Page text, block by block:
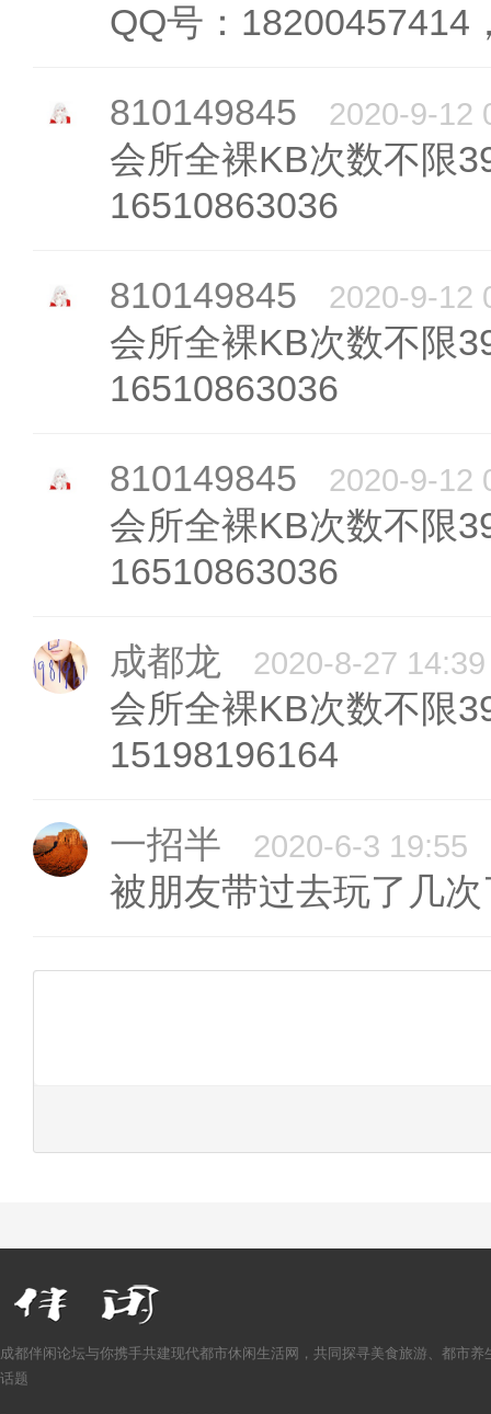
QQ号：18200457414
810149845 2020-9-12
会所全裸KB次数不限
16510863036
810149845 2020-9-12
会所全裸KB次数不限
16510863036
810149845 2020-9-12
会所全裸KB次数不限
16510863036
成都龙 2020-8-27 14:39
会所全裸KB次数不限
15198196164
一招半 2020-6-3 19:55
被朋友带过去玩了几
成都伴闲论坛与你携手共建现代都市休闲生活网，共同探寻美食旅游、都市养
话题